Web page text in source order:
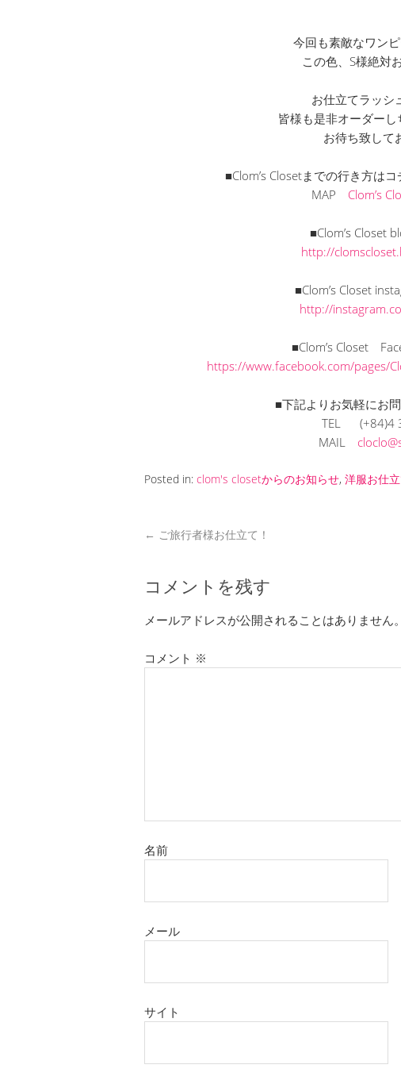
今回も素敵なワン
この色、S様絶対
お仕立てラッシ
皆様も是非オーダー
お待ち致して
■Clom’s Closetまでの行き方は
MAP Clom’s
■Clom’s Closet
http://
■Clom’s Closet
http://
■Clom’s Closet
https://www.facebook.com/pages/
■下記よりお気軽にお
TEL (+84)4
MAIL
Posted in: clom's closetからのお知らせ, 洋服お仕
← ご旅行者様お仕立て！
コメントを残す
メールアドレスが公開されることはありません。
コメント ※
名前
メール
サイト